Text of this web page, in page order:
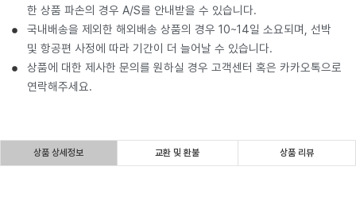
한 상품 파손의 경우 A/S를 안내받을 수 있습니다.
국내배송을 제외한 해외배송 상품의 경우 10~14일 소요되며, 선박
및 항공편 사정에 따라 기간이 더 늘어날 수 있습니다.
상품에 대한 제사한 문의를 원하실 경우 고객센터 혹은 카카오톡으로
연락해주세요.
상품 상세정보 교환 및 환불 상품 리뷰